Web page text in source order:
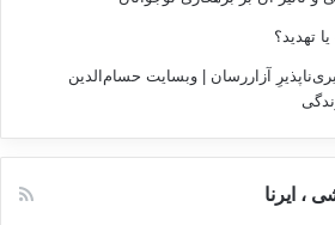
تهديد؟
آزاررسان | وبسایت حسام‌الدین
، ایرنا